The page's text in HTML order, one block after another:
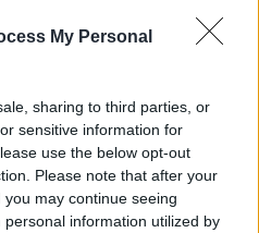
My Personal
sharing to third parties, or
sensitive information for
use the below opt-out
Please note that after your
may continue seeing
information utilized by